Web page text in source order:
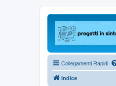
Collegamenti Rapidi
Indice